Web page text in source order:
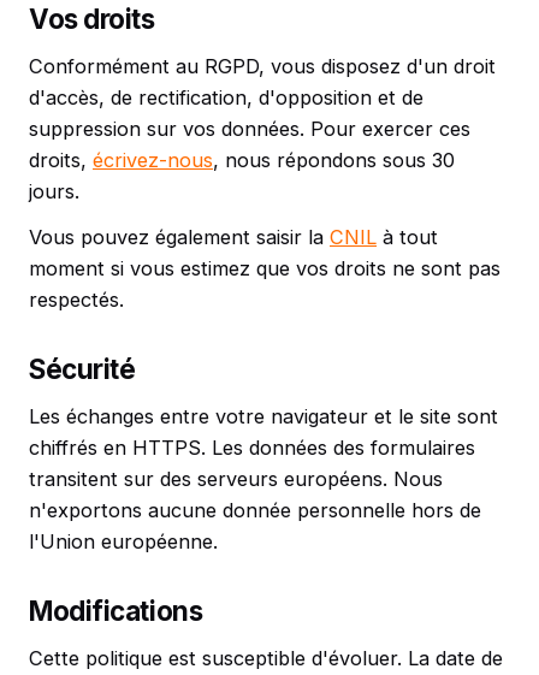
Vos droits
Conformément au RGPD, vous disposez d'un droit
d'accès, de rectification, d'opposition et de
suppression sur vos données. Pour exercer ces
droits, écrivez-nous, nous répondons sous 30
jours.
Vous pouvez également saisir la CNIL à tout
moment si vous estimez que vos droits ne sont pas
respectés.
Sécurité
Les échanges entre votre navigateur et le site sont
chiffrés en HTTPS. Les données des formulaires
transitent sur des serveurs européens. Nous
n'exportons aucune donnée personnelle hors de
l'Union européenne.
Modifications
Cette politique est susceptible d'évoluer. La date de